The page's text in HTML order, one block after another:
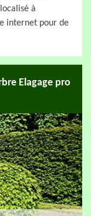
à
internet pour de
Elagage pro